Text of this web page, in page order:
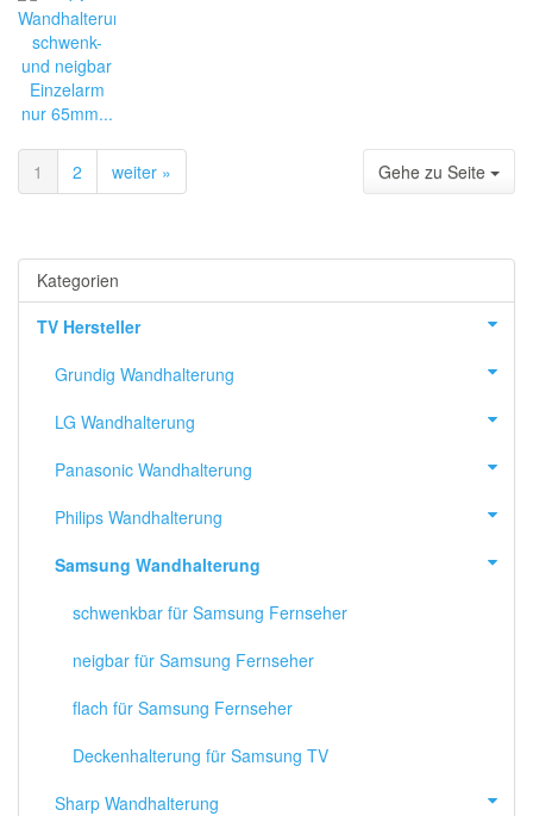
1 2 weiter » Gehe zu Seite
Kategorien
TV Hersteller
Grundig Wandhalterung
LG Wandhalterung
Panasonic Wandhalterung
Philips Wandhalterung
Samsung Wandhalterung
schwenkbar für Samsung Fernseher
neigbar für Samsung Fernseher
flach für Samsung Fernseher
Deckenhalterung für Samsung TV
Sharp Wandhalterung